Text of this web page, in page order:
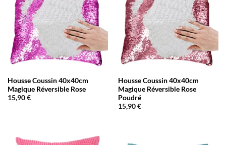
Housse Coussin 40x40cm
Magique Réversible Rose
15,90€
Housse Coussin 40x40cm
Magique Réversible Rose
Poudré
15,90€